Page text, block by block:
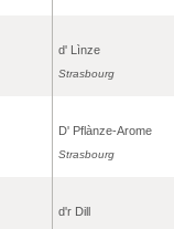
d' Lìnze
Strasbourg
D' Pflànze-Arome
Strasbourg
d'r Dill